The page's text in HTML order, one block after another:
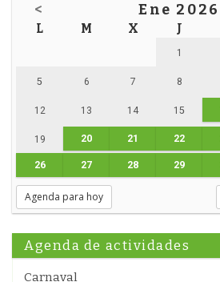
< Ene 2026
L M X J
1
5 6 7 8
12 13 14 15
19 20 21 22
26 27 28 29
Agenda para hoy
Agenda de actividades
Carnaval